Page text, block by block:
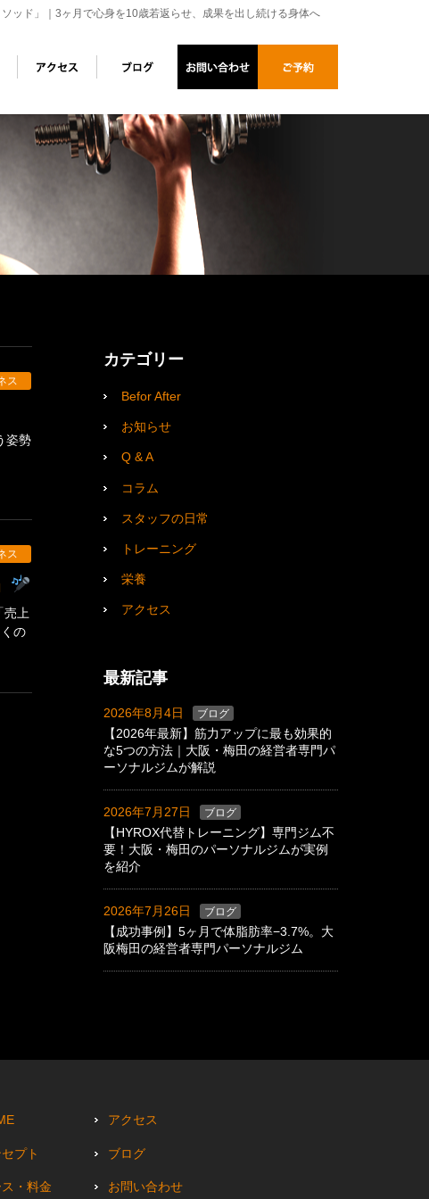
ッド」｜3ヶ月で心身を10歳若返らせ、成果を出し続ける身体へ
ス
姿勢
ス
売上
の
カテゴリー
Befor After
お知らせ
Q & A
コラム
スタッフの日常
トレーニング
栄養
アクセス
最新記事
2026年8月4日 ブログ
【2026年最新】筋力アップに最も効果的
な5つの方法｜大阪・梅田の経営者専門パ
ーソナルジムが解説
2026年7月27日 ブログ
【HYROX代替トレーニング】専門ジム不
要！大阪・梅田のパーソナルジムが実例
を紹介
2026年7月26日 ブログ
【成功事例】5ヶ月で体脂肪率−3.7%。大
阪梅田の経営者専門パーソナルジム
プト
ス・料金
アクセス
ブログ
お問い合わせ